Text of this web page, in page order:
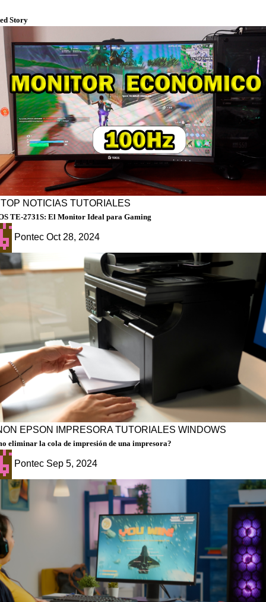
Story
NOTICIAS TUTORIALES
TE-2731S: El Monitor Ideal para Gaming
Pontec Oct 28, 2024
EPSON IMPRESORA TUTORIALES WINDOWS
eliminar la cola de impresión de una impresora?
Pontec Sep 5, 2024